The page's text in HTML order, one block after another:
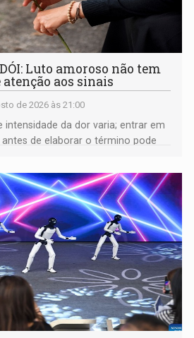
Luto amoroso não tem
aos sinais
de 2026 às 21:00
intensidade da dor varia; entrar em
de elaborar o término pode